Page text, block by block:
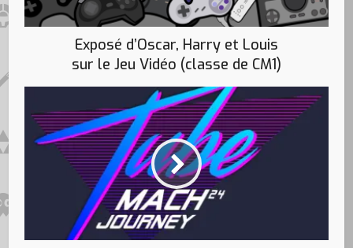
Exposé d’Oscar, Harry et Louis
sur le Jeu Vidéo (classe de CM1)